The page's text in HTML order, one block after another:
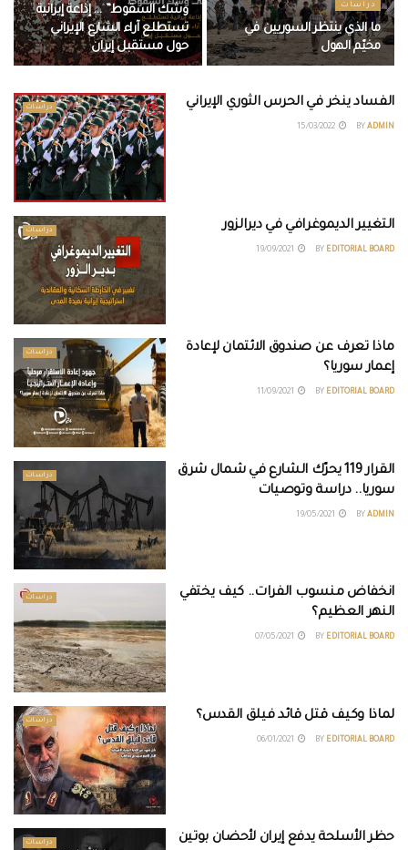
دراسات
ما الذي ينتظر السوريين في
مخيّم الهول
وشك السقوط” … إذاعة إيرانية
تستطلع آراء الشارع الإيراني
حول مستقبل إيران
دراسات الفساد ينخر في الحرس الثوري الإيراني
BY ADMIN
دراسات التغيير الديموغرافي في ديرالزور
BY EDITORIAL BOARD
دراسات
ماذا تعرف عن صندوق الائتمان لإعادة
إعمار سوريا؟
BY EDITORIAL BOARD
دراسات
القرار 119 يحرّك الشارع في شمال شرق
سوريا.. دراسة وتوصيات
BY ADMIN
دراسات
انخفاض منسوب الفرات.. كيف يختفي
النهر العظيم؟
BY EDITORIAL BOARD
دراسات لماذا وكيف قتل قائد فيلق القدس؟
BY EDITORIAL BOARD
دراسات
حظر الأسلحة يدفع إيران لأحضان بوتين